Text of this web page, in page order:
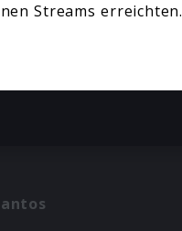
Streams erreichten.